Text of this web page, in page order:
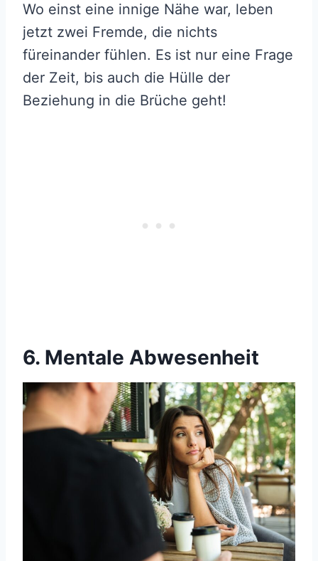
Wo einst eine innige Nähe war, leben
jetzt zwei Fremde, die nichts
füreinander fühlen. Es ist nur eine Frage
der Zeit, bis auch die Hülle der
Beziehung in die Brüche geht!
6. Mentale Abwesenheit